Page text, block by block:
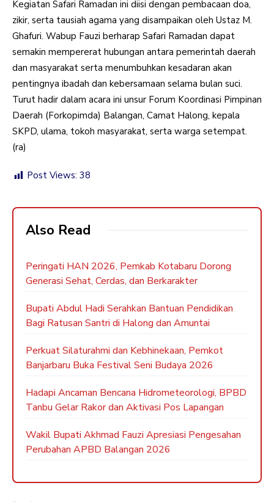
Kegiatan Safari Ramadan ini diisi dengan pembacaan doa,
zikir, serta tausiah agama yang disampaikan oleh Ustaz M.
Ghafuri. Wabup Fauzi berharap Safari Ramadan dapat
semakin mempererat hubungan antara pemerintah daerah
dan masyarakat serta menumbuhkan kesadaran akan
pentingnya ibadah dan kebersamaan selama bulan suci.
Turut hadir dalam acara ini unsur Forum Koordinasi Pimpinan
Daerah (Forkopimda) Balangan, Camat Halong, kepala
SKPD, ulama, tokoh masyarakat, serta warga setempat.
(ra)
Post Views: 38
Also Read
Peringati HAN 2026, Pemkab Kotabaru Dorong
Generasi Sehat, Cerdas, dan Berkarakter
Bupati Abdul Hadi Serahkan Bantuan Pendidikan
Bagi Ratusan Santri di Halong dan Amuntai
Perkuat Silaturahmi dan Kebhinekaan, Pemkot
Banjarbaru Buka Festival Seni Budaya 2026
Hadapi Ancaman Bencana Hidrometeorologi, BPBD
Tanbu Gelar Rakor dan Aktivasi Pos Lapangan
Wakil Bupati Akhmad Fauzi Apresiasi Pengesahan
Perubahan APBD Balangan 2026